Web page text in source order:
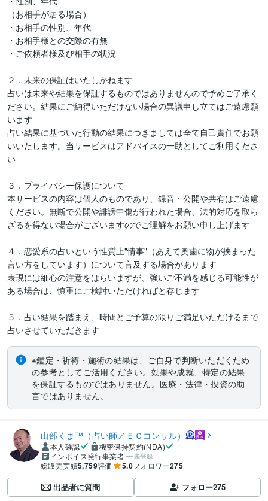
（お相手が居る場合）
・お相手の性別、年代
・お相手様との交際の有無
・ご依頼者様及び相手の状況
２．未来の保証はいたしかねます
占いは未来や結果を保証するものではありませんので予めご了承く
ださい。結果にご納得いただけない場合の異議申し立てはご遠慮願
います
占い結果に基づいた行動の結果につきましては全て自己責任でお願
いいたします。当サービスはアドバイスの一助としてご利用くださ
い
３．プライバシー保護について
本サービスの内容は個人のものであり、録音・公開や共有はご遠慮
ください。無断で公開や誹謗中傷が行われた場合、法的対応を取ら
ざるを得ない場合がございますのでご理解をお願い申し上げます
４．恋愛系の占いという性質上"情事"（あえて奥歯に物が挟まった
言い方をしています）について言及する場合があります
表現には細心の注意をはらいますが、強いご不満を感じる可能性が
ある場合は、慎重にご検討いただければと存じます
５．占い結果を踏まえ、時間とご予算の限りご満足いただけるまで
占いさせていただきます
※鑑定・祈祷・施術の結果は、ご自身で判断いただくため
の参考としてご活用ください。効果や成就、特定の結果
を保証するものではありません。医療・法律・投資の助
言ではありません。
山部くま™（占い師／ＥＣコンサル）
本人確認
機密保持契約(NDA)
インボイス発行事業者
未登録
総販売実績5,759評価 5.0フォロワー275
出品者に質問 フォロー275